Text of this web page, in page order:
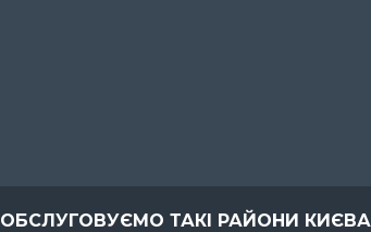
ОБСЛУГОВУЄМО ТАКІ РАЙОНИ КИЄВА